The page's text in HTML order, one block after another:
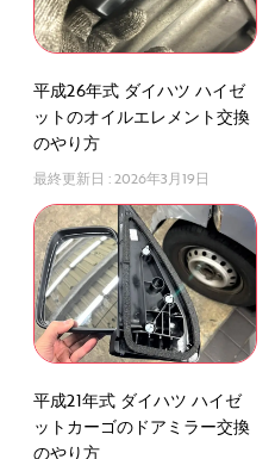
平成26年式 ダイハツ ハイゼ
ットのオイルエレメント交換
のやり方
最終更新日 :2026年3月19日
平成21年式 ダイハツ ハイゼ
ットカーゴのドアミラー交換
のやり方